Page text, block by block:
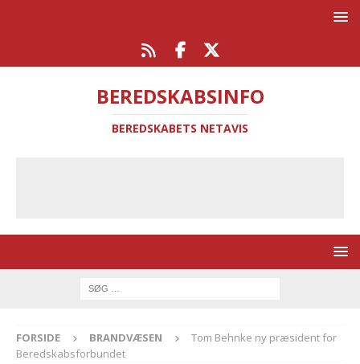
BEREDSKABSINFO
BEREDSKABETS NETAVIS
FORSIDE BRANDVÆSEN
Tom Behnke ny præsident for
Beredskabsforbundet